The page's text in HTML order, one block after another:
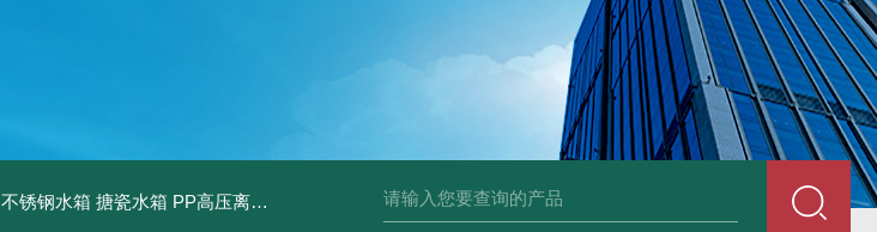
不锈钢水箱 搪瓷水箱 PP高压离心风机 PP风帽 组合式空调机组 单层百叶